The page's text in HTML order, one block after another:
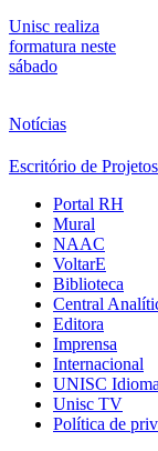
Unisc realiza
formatura neste
sábado
Notícias
Escritório de
Portal RH
Mural
NAAC
VoltarE
Biblioteca
Central
Editora
Imprensa
Internacional
UNISC
Unisc TV
Política de